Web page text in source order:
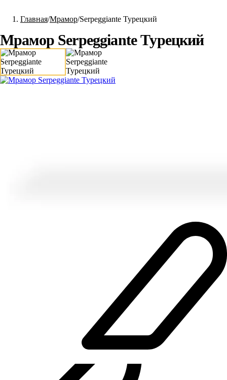
Главная Мрамор Serpeggiante Турецкий
Мрамор Serpeggiante Турецкий